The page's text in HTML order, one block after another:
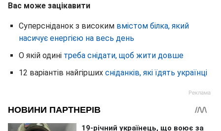
Вас може зацікавити
Суперсніданок з високим вмістом білка, який
насичує енергією на весь день
О якій одині треба снідати, щоб жити довше
12 варіантів найгірших сніданків, які їдять українці